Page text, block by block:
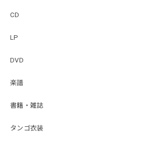
CD
LP
DVD
楽譜
書籍・雑誌
タンゴ衣装